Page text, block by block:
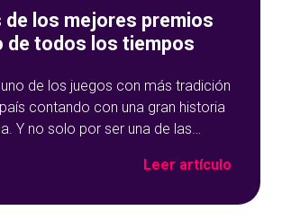
de los mejores premios
de todos los tiempos
de los juegos con más tradición
contando con una gran historia
Y no solo por ser una de las
tómbola, YoBingo, sino porque es
Leer artículo